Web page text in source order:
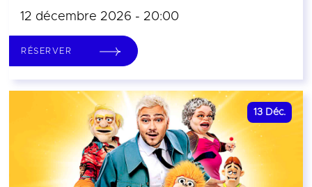
12 décembre 2026 - 20:00
RÉSERVER
13 Déc.